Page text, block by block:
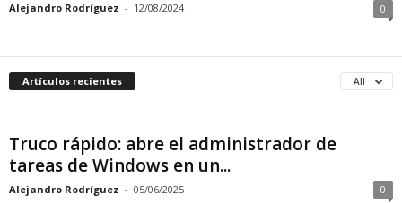
Alejandro Rodríguez - 12/08/2024 0
Artículos recientes All
Truco rápido: abre el administrador de
tareas de Windows en un...
Alejandro Rodríguez - 05/06/2025 0